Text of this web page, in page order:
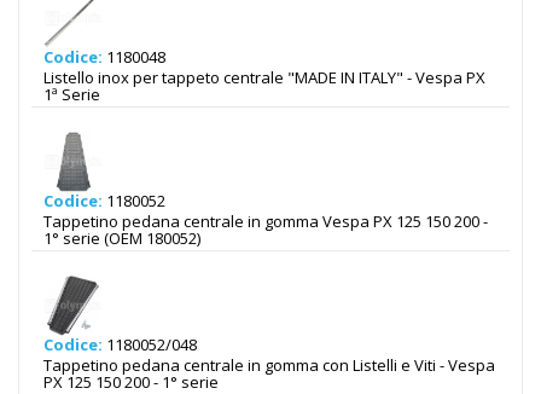
Codice: 1180048
Listello inox per tappeto centrale "MADE IN ITALY" - Vespa PX
1ª Serie
Codice: 1180052
Tappetino pedana centrale in gomma Vespa PX 125 150 200 -
1° serie (OEM 180052)
Codice: 1180052/048
Tappetino pedana centrale in gomma con Listelli e Viti - Vespa
PX 125 150 200 - 1° serie